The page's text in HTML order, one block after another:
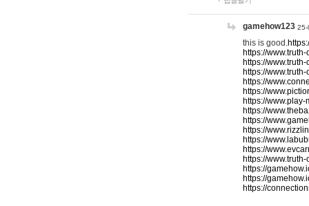
gamehow123 25-
this is good.
https://
https://
https://
https://
https://
https://
https://
https://
https://
https://
https://
https://
https://
https://
https://